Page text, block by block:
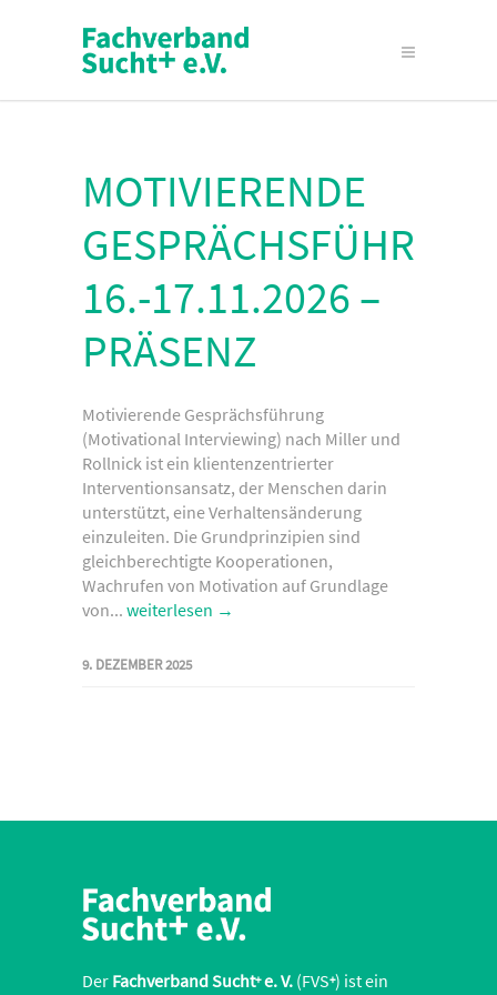
MOTIVIERENDE
16.-17.11.2026 –
PRÄSENZ
Motivierende Gesprächsführung
(Motivational Interviewing) nach Miller und
Rollnick ist ein klientenzentrierter
Interventionsansatz, der Menschen darin
unterstützt, eine Verhaltensänderung
einzuleiten. Die Grundprinzipien sind
gleichberechtigte Kooperationen,
Wachrufen von Motivation auf Grundlage
von... weiterlesen →
9. DEZEMBER 2025
Der Fachverband Sucht+e. V. (FVS+) ist ein